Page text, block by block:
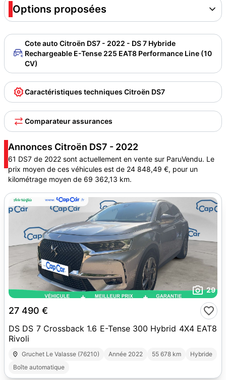
Options proposées
Cote auto Citroën DS7 - 2022 - DS 7 Hybride
Rechargeable E-Tense 225 EAT8 Performance Line (10
CV)
Caractéristiques techniques Citroën DS7
Comparateur assurances
Annonces Citroën DS7 - 2022
61 DS7 de 2022 sont actuellement en vente sur ParuVendu. Le
prix moyen de ces véhicules est de 24 848,49 €, pour un
kilométrage moyen de 69 362,13 km.
29
27 490 €
DS DS 7 Crossback 1.6 E-Tense 300 Hybrid 4X4 EAT8
Rivoli
Gruchet Le Valasse (76210) Année 2022 55 678 km
Hybride
Boîte automatique